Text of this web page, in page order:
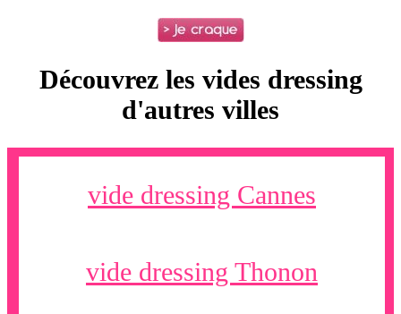
Découvrez les vides dressing
d'autres villes
vide dressing Cannes
vide dressing Thonon